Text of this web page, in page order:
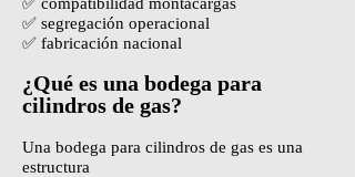
✅ segregación operacional
✅ fabricación nacional
¿Qué es una bodega para
cilindros de gas?
Una bodega para cilindros de gas es una
estructura